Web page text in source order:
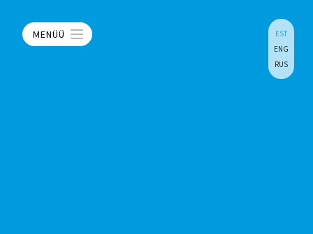
MENÜÜ
EST
ENG
RUS